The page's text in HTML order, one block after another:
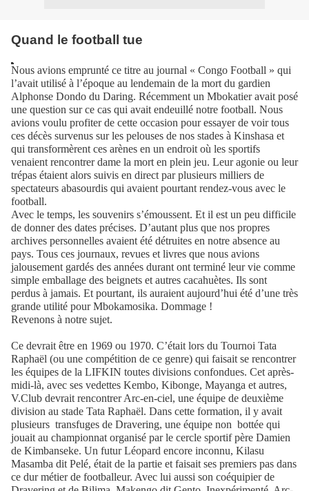
Quand le football tue
Nous avions emprunté ce titre au journal « Congo Football » qui
l’avait utilisé à l’époque au lendemain de la mort du gardien
Alphonse Dondo du Daring. Récemment un Mbokatier avait posé
une question sur ce cas qui avait endeuillé notre football. Nous
avions voulu profiter de cette occasion pour essayer de voir tous
ces décès survenus sur les pelouses de nos stades à Kinshasa et
qui transformèrent ces arènes en un endroit où les sportifs
venaient rencontrer dame la mort en plein jeu. Leur agonie ou leur
trépas étaient alors suivis en direct par plusieurs milliers de
spectateurs abasourdis qui avaient pourtant rendez-vous avec le
football.
Avec le temps, les souvenirs s’émoussent. Et il est un peu difficile
de donner des dates précises. D’autant plus que nos propres
archives personnelles avaient été détruites en notre absence au
pays. Tous ces journaux, revues et livres que nous avions
jalousement gardés des années durant ont terminé leur vie comme
simple emballage des beignets et autres cacahuètes. Ils sont
perdus à jamais. Et pourtant, ils auraient aujourd’hui été d’une très
grande utilité pour Mbokamosika. Dommage !
Revenons à notre sujet.
Ce devrait être en 1969 ou 1970. C’était lors du Tournoi Tata
Raphaël (ou une compétition de ce genre) qui faisait se rencontrer
les équipes de la LIFKIN toutes divisions confondues. Cet après-
midi-là, avec ses vedettes Kembo, Kibonge, Mayanga et autres,
V.Club devrait rencontrer Arc-en-ciel, une équipe de deuxième
division au stade Tata Raphaël. Dans cette formation, il y avait
plusieurs transfuges de Dravering, une équipe non bottée qui
jouait au championnat organisé par le cercle sportif père Damien
de Kimbanseke. Un futur Léopard encore inconnu, Kilasu
Masamba dit Pelé, était de la partie et faisait ses premiers pas dans
ce dur métier de footballeur. Avec lui aussi son coéquipier de